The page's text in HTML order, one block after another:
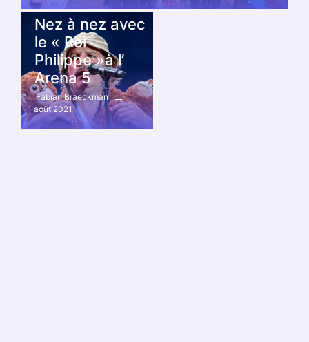
Festivals
Nez à nez avec
le « Roi
Philippe »à l’
Arena 5
Fabian Braeckman
1 août 2021